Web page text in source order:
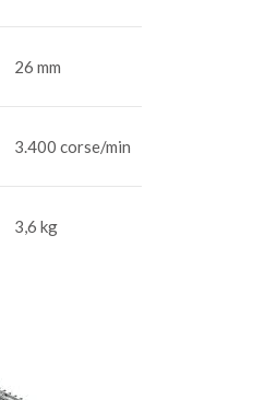
26 mm
3.400 corse/min
3,6 kg